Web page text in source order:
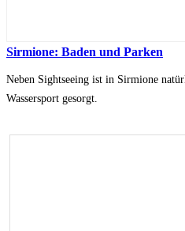
Sirmione: Baden und Parken
Neben Sightseeing ist in Sirmione
Wassersport gesorgt.